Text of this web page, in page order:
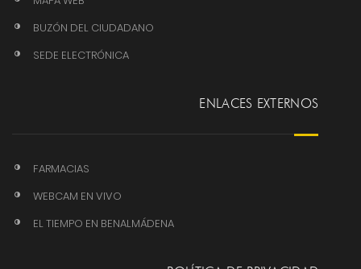
BUZÓN DEL CIUDADANO
SEDE ELECTRÓNICA
ENLACES EXTERNOS
FARMACIAS
WEBCAM EN VIVO
EL TIEMPO EN BENALMÁDENA